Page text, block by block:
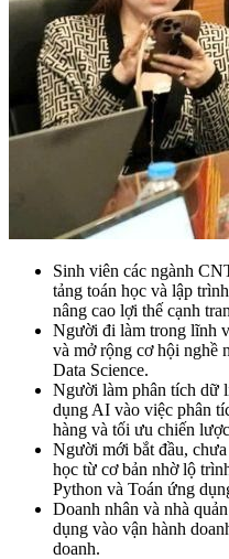
Sinh viên các ngành
tảng toán học và lập
nâng cao lợi thế cạnh
Người đi làm trong lĩnh
và mở rộng cơ hội nghề
Data Science.
Người làm phân tích dữ
dụng AI vào việc phân
hàng và tối ưu chiến
Người mới bắt đầu,
học từ cơ bản nhờ lộ
Python và Toán ứng
Doanh nhân và nhà
dụng vào vận hành
doanh.